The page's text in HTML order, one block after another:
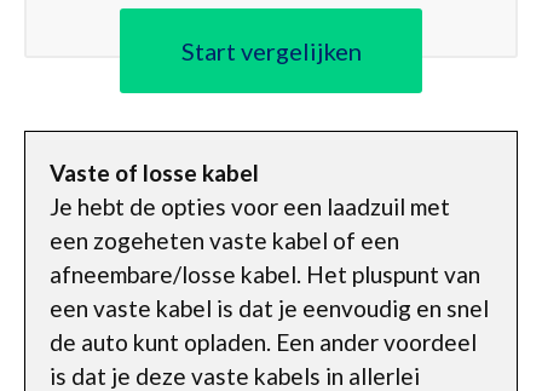
Start vergelijken
Vaste of losse kabel
Je hebt de opties voor een laadzuil met
een zogeheten vaste kabel of een
afneembare/losse kabel. Het pluspunt van
een vaste kabel is dat je eenvoudig en snel
de auto kunt opladen. Een ander voordeel
is dat je deze vaste kabels in allerlei